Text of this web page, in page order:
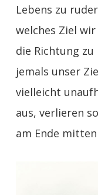
Lebens zu
welches Ziel
die Richtung
jemals unser
vielleicht
aus, verlieren
am Ende